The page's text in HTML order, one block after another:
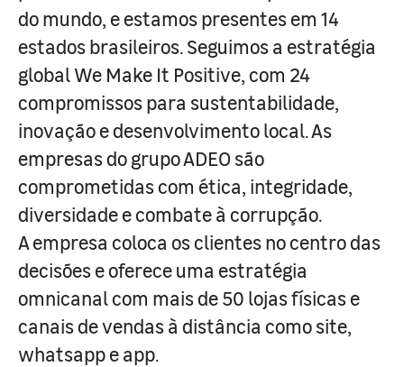
do mundo, e estamos presentes em 14
estados brasileiros. Seguimos a estratégia
global We Make It Positive, com 24
compromissos para sustentabilidade,
inovação e desenvolvimento local. As
empresas do grupo ADEO são
comprometidas com ética, integridade,
diversidade e combate à corrupção.
A empresa coloca os clientes no centro das
decisões e oferece uma estratégia
omnicanal com mais de 50 lojas físicas e
canais de vendas à distância como site,
whatsapp e app.